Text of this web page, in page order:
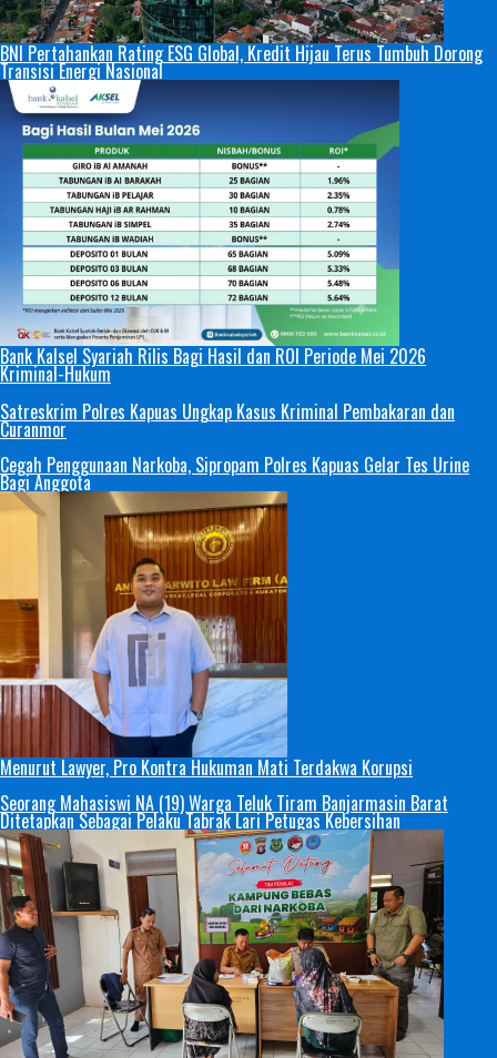
BNI Pertahankan Rating ESG Global, Kredit Hijau Terus Tumbuh Dorong
Transisi Energi Nasional
Bank Kalsel Syariah Rilis Bagi Hasil dan ROI Periode Mei 2026
Kriminal-Hukum
Satreskrim Polres Kapuas Ungkap Kasus Kriminal Pembakaran dan
Curanmor
Cegah Penggunaan Narkoba, Sipropam Polres Kapuas Gelar Tes Urine
Bagi Anggota
Menurut Lawyer, Pro Kontra Hukuman Mati Terdakwa Korupsi
Seorang Mahasiswi NA (19) Warga Teluk Tiram Banjarmasin Barat
Ditetapkan Sebagai Pelaku Tabrak Lari Petugas Kebersihan